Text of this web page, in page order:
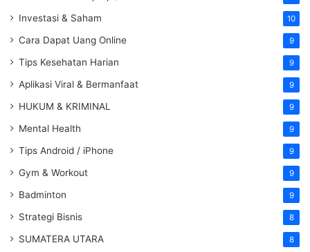
Investasi & Saham 10
Cara Dapat Uang Online 9
Tips Kesehatan Harian 9
Aplikasi Viral & Bermanfaat 9
HUKUM & KRIMINAL 9
Mental Health 9
Tips Android / iPhone 9
Gym & Workout 9
Badminton 9
Strategi Bisnis 8
SUMATERA UTARA 8